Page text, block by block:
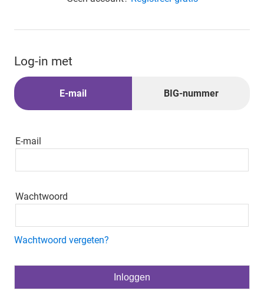
Log-in met
E-mail
E-mail
Wachtwoord
Wachtwoord vergeten?
BIG-nummer